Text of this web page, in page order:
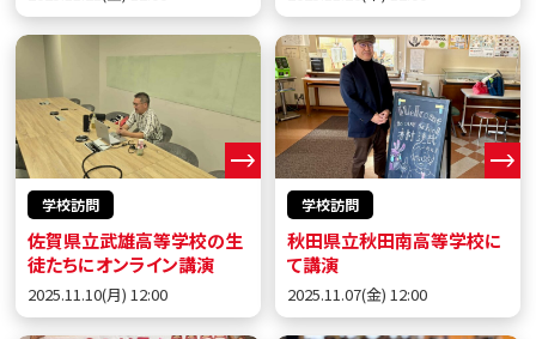
学校訪問
佐賀県立武雄高等学校の生
徒たちにオンライン講演
2025.11.10(月) 12:00
学校訪問
秋田県立秋田南高等学校に
て講演
2025.11.07(金) 12:00